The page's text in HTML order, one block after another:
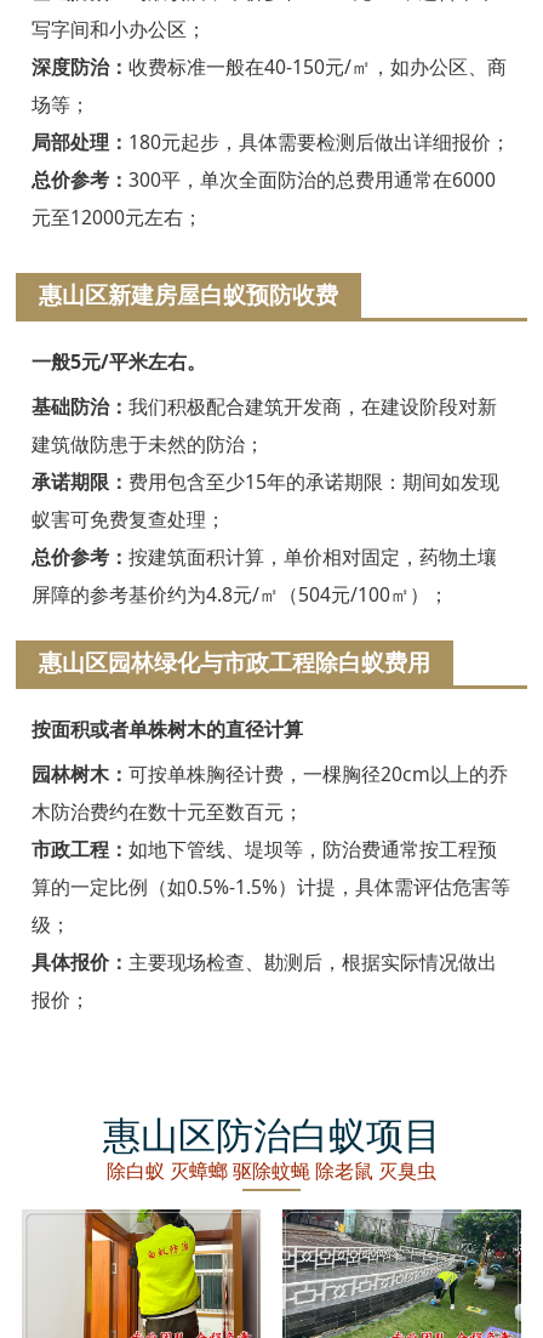
绍兴白蚁防治
诸暨白蚁防治
嵊州白蚁防治
新昌白蚁防治
金华白蚁防治
义乌白蚁防治
永康白蚁防治
武义白蚁防治
浦江白蚁防治
磐安白蚁防治
衢州白蚁防治
江山白蚁防治
常山白蚁防治
开化白蚁防治
龙游白蚁防治
舟山白蚁防治
岱山白蚁防治
龙泉白蚁防治
青田白蚁防治
缙云白蚁防治
遂昌白蚁防治
写字间和小办公区；
深度防治： 收费标准一般在40-150元/㎡，如办公区、商
场等；
局部处理： 180元起步，具体需要检测后做出详细报价；
总价参考： 300平，单次全面防治的总费用通常在6000
元至12000元左右；
惠山区新建房屋白蚁预防收费
一般5元/平米左右。
基础防治： 我们积极配合建筑开发商，在建设阶段对新
建筑做防患于未然的防治；
承诺期限： 费用包含至少15年的承诺期限：期间如发现
蚁害可免费复查处理；
总价参考： 按建筑面积计算，单价相对固定，药物土壤
屏障的参考基价约为4.8元/㎡（504元/100㎡）；
惠山区园林绿化与市政工程除白蚁费用
按面积或者单株树木的直径计算
园林树木： 可按单株胸径计费，一棵胸径20cm以上的乔
木防治费约在数十元至数百元；
市政工程： 如地下管线、堤坝等，防治费通常按工程预
算的一定比例（如0.5%-1.5%）计提，具体需评估危害等
级；
具体报价： 主要现场检查、勘测后，根据实际情况做出
报价；
惠山区防治白蚁项目
除白蚁 灭蟑螂 驱除蚊蝇 除老鼠 灭臭虫